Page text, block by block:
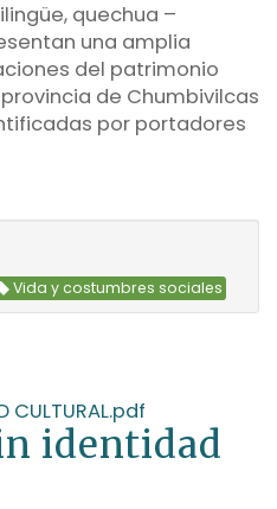
quechua –
una amplia
del patrimonio
de Chumbivilcas
por portadores
Vida y costumbres sociales
identidad